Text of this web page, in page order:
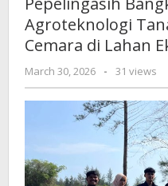
Agroteknologi
Cemara di Lahan
March 30, 2026
by
Budiyanto
- 31 views